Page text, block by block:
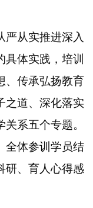
严从实推进深入
体实践，培训
、传承弘扬教育
之道、深化落实
系五个专题。
全体参训学员结
研、育人心得感